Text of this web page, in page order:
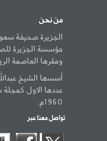
من نحن
الجزيرة صحيفة
مؤسسة الجزيرة
ومقرها العاصمة
أسسها الشيخ
عددها الاول
1960م.
تواصل معنا عبر